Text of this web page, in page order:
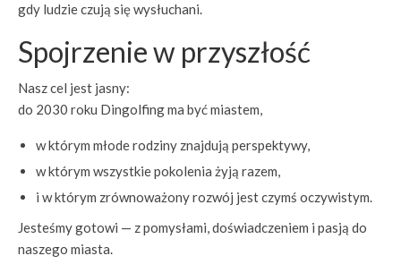
gdy ludzie czują się wysłuchani.
Spojrzenie w przyszłość
Nasz cel jest jasny:
do 2030 roku Dingolfing ma być miastem,
w którym młode rodziny znajdują perspektywy,
w którym wszystkie pokolenia żyją razem,
i w którym zrównoważony rozwój jest czymś oczywistym.
Jesteśmy gotowi — z pomysłami, doświadczeniem i pasją do
naszego miasta.